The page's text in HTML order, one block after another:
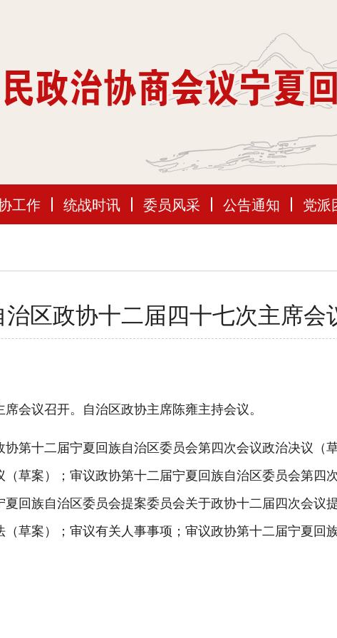
工作 统战时讯 委员风采 公告通知 党派
治区政协十二届四十七次主席会
议召开。自治区政协主席陈雍主持会议。
十二届宁夏回族自治区委员会第四次会议政治决议（
草案）；审议政协第十二届宁夏回族自治区委员会第四
回族自治区委员会提案委员会关于政协十二届四次会议
草案）；审议有关人事事项；审议政协第十二届宁夏回